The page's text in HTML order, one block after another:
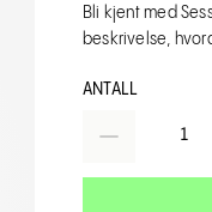
Bli kjent med
beskrivelse,
ANTALL
1